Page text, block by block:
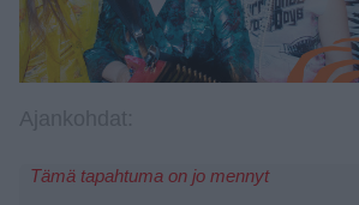
Tämä tapahtuma on jo mennyt